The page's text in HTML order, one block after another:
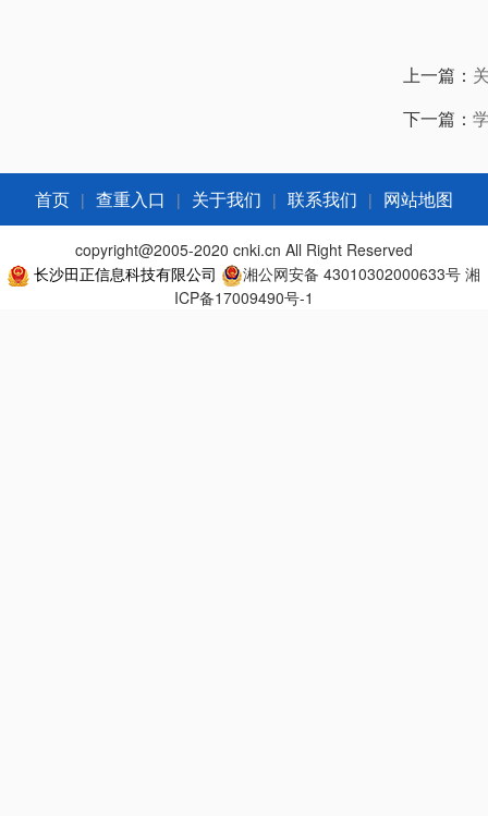
上一篇：
下一篇：
首页 | 查重入口 | 关于我们 | 联系我们 | 网站地图
copyright@2005-2020 cnki.cn All Right Reserved
长沙田正信息科技有限公司
湘公网安备 43010302000633号 湘
ICP备17009490号-1